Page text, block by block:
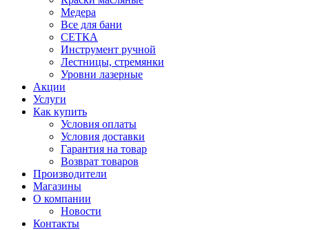
Медера
Все для бани
СЕТКА
Инструмент ручной
Лестницы, стремянки
Уровни лазерные
Акции
Услуги
Как купить
Условия оплаты
Условия доставки
Гарантия на товар
Возврат товаров
Производители
Магазины
О компании
Новости
Контакты